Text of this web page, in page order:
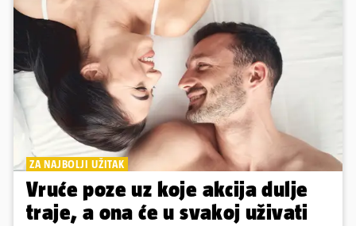
ZA NAJBOLJI UŽITAK
Vruće poze uz koje akcija dulje
traje, a ona će u svakoj uživati